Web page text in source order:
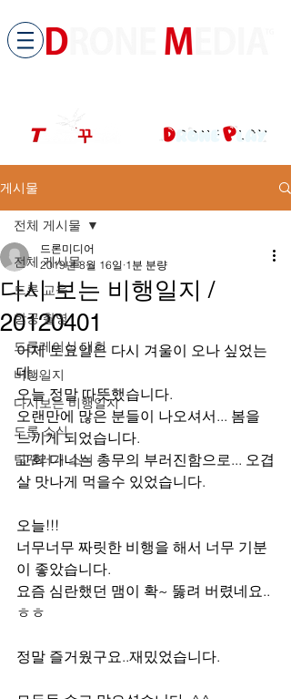
게시물
전체 게시물
드론 교육
항공 촬영
드론레이싱 대회
비행일지
다시보는 비행일지
드론 소식
팀꾸러기 소식
전체 게시물
다시 보는 비행일지 /
20120401
드론미디어
2019년 8월 16일 1분 분량
어제 토요일은 다시 겨울이 오나 싶었는
데...
오늘 정말 따뜻했습니다.
오랜만에 많은 분들이 나오셔서... 봄을
느끼게 되었습니다.
교회 다니는 총무의 부러진함으로... 오겹
살 맛나게 먹을수 있었습니다.
오늘!!!
너무너무 짜릿한 비행을 해서 너무 기분
이 좋았습니다.
요즘 심란했던 맴이 확~ 뚫려 버렸네요..
ㅎㅎ
정말 즐거웠구요..재밌었습니다.